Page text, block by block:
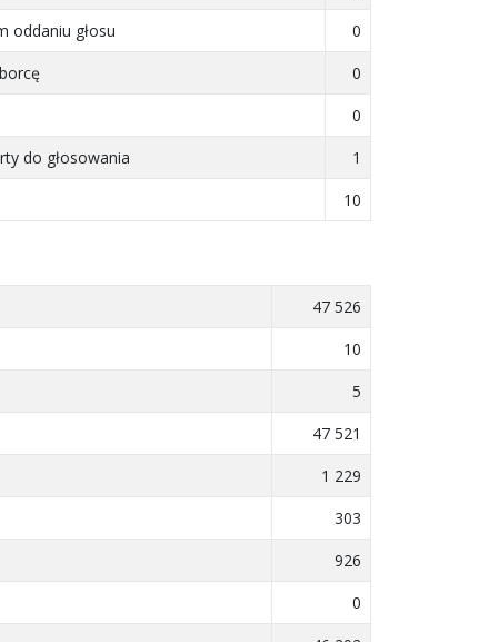
oddaniu głosu
0
0
0
do głosowania
1
10
47 526
10
5
47 521
1 229
303
926
0